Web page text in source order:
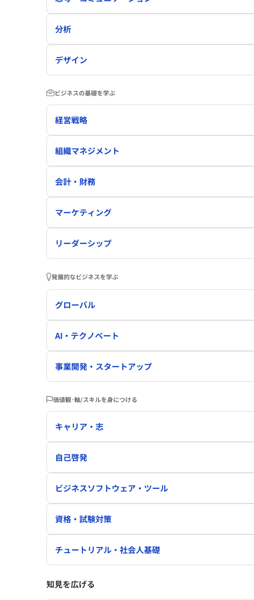
分析
デザイン
ビジネスの基礎を学ぶ
経営戦略
組織マネジメント
会計・財務
マーケティング
リーダーシップ
発展的なビジネスを学ぶ
グローバル
AI・テクノベート
事業開発・スタートアップ
価値観･軸/スキルを身につける
キャリア・志
自己啓発
ビジネスソフトウェア・ツール
資格・試験対策
チュートリアル・社会人基礎
知見を広げる